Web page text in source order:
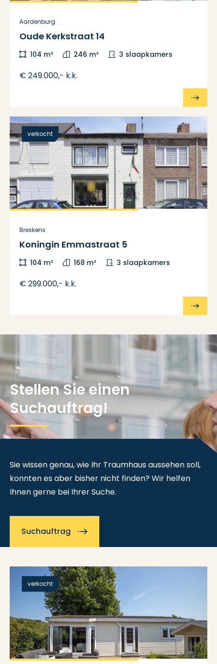
Aardenburg
Oude Kerkstraat 14
104 m² 246 m² 3 slaapkamers
€ 249.000,- k.k.
verkocht
Breskens
Koningin Emmastraat 5
104 m² 168 m² 3 slaapkamers
€ 299.000,- k.k.
Stellen Sie einen
Suchauftrag!
Sie wissen genau, wie Ihr Traumhaus aussehen soll,
konnten es aber bisher nicht finden? Wir helfen
Ihnen gerne bei Ihrer Suche.
Suchauftrag
verkocht